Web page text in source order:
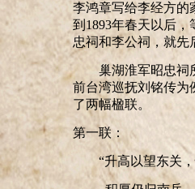
李鸿章写给李经方的
到1893年春天以后
忠祠和李公祠，就先
巢湖淮军昭忠祠
前台湾巡抚刘铭传为
了两幅楹联。
第一联：
“升高以望东关